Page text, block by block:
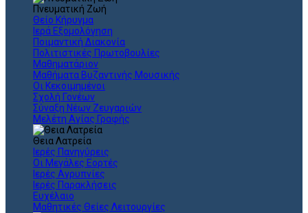
Πνευματική Ζωή
Θείο Κήρυγμα
Ιερά Εξομολόγηση
Ποιμαντική Διακονία
Πολιτιστικές Πρωτοβουλίες
Μαθηματάριον
Μαθήματα Βυζαντινής Μουσικής
Οι Κεκοιμημένοι
Σχολή Γονέων
Σύναξη Νέων Ζευγαριών
Μελέτη Αγίας Γραφής
Θεια Λατρεία
Ιερές Πανηγύρεις
Οι Μεγάλες Εορτές
Ιερές Αγρυπνίες
Ιερές Παρακλήσεις
Ευχέλαιο
Μαθητικές Θείες Λειτουργίες